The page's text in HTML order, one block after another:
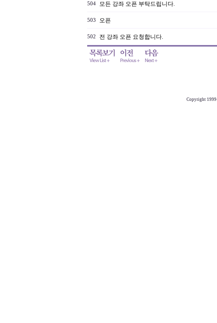
504 모든 강좌 오픈 부탁드립니다.
503 오픈
502 전 강좌 오픈 요청합니다.
Copyright